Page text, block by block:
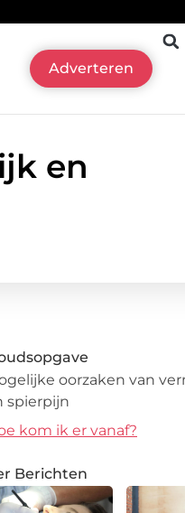
Adverteren
en
oorzaken van
spierpijn
kom ik er vanaf?
Berichten